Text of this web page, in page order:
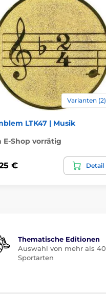
Varianten (2)
LTK47 | Musik
E-Shop vorrätig
€ Detail
Thematische Editionen
Auswahl von mehr als 40
Sportarten